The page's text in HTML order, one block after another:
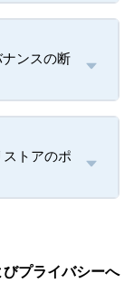
ンスの断
トアのポ
プライバシーへ